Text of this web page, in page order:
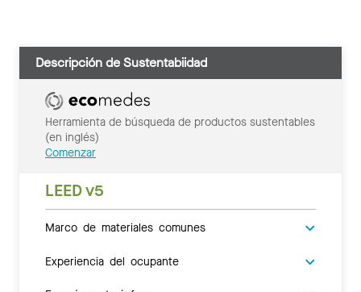
Descripción de Sustentabiidad
Herramienta de búsqueda de productos sustentables
(en inglés)
Comenzar
LEED v5
Marco de materiales comunes
Experiencia del ocupante